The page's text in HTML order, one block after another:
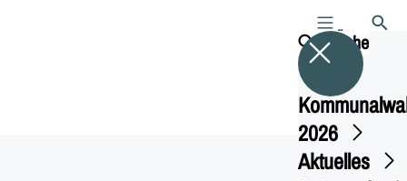
MENÜSuche
2026
Aktuelles
SUCHE